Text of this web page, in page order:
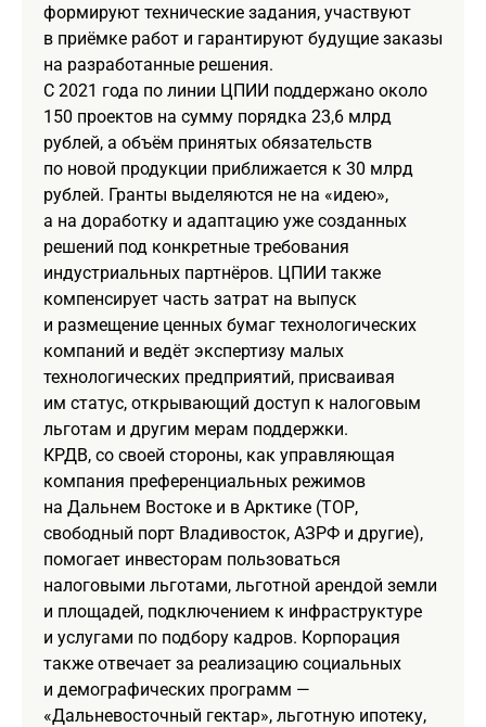
формируют технические задания, участвуют
в приёмке работ и гарантируют будущие заказы
на разработанные решения.
С 2021 года по линии ЦПИИ поддержано около
150 проектов на сумму порядка 23,6 млрд
рублей, а объём принятых обязательств
по новой продукции приближается к 30 млрд
рублей. Гранты выделяются не на «идею»,
а на доработку и адаптацию уже созданных
решений под конкретные требования
индустриальных партнёров. ЦПИИ также
компенсирует часть затрат на выпуск
и размещение ценных бумаг технологических
компаний и ведёт экспертизу малых
технологических предприятий, присваивая
им статус, открывающий доступ к налоговым
льготам и другим мерам поддержки.
КРДВ, со своей стороны, как управляющая
компания преференциальных режимов
на Дальнем Востоке и в Арктике (ТОР,
свободный порт Владивосток, АЗРФ и другие),
помогает инвесторам пользоваться
налоговыми льготами, льготной арендой земли
и площадей, подключением к инфраструктуре
и услугами по подбору кадров. Корпорация
также отвечает за реализацию социальных
и демографических программ —
«Дальневосточный гектар», льготную ипотеку,